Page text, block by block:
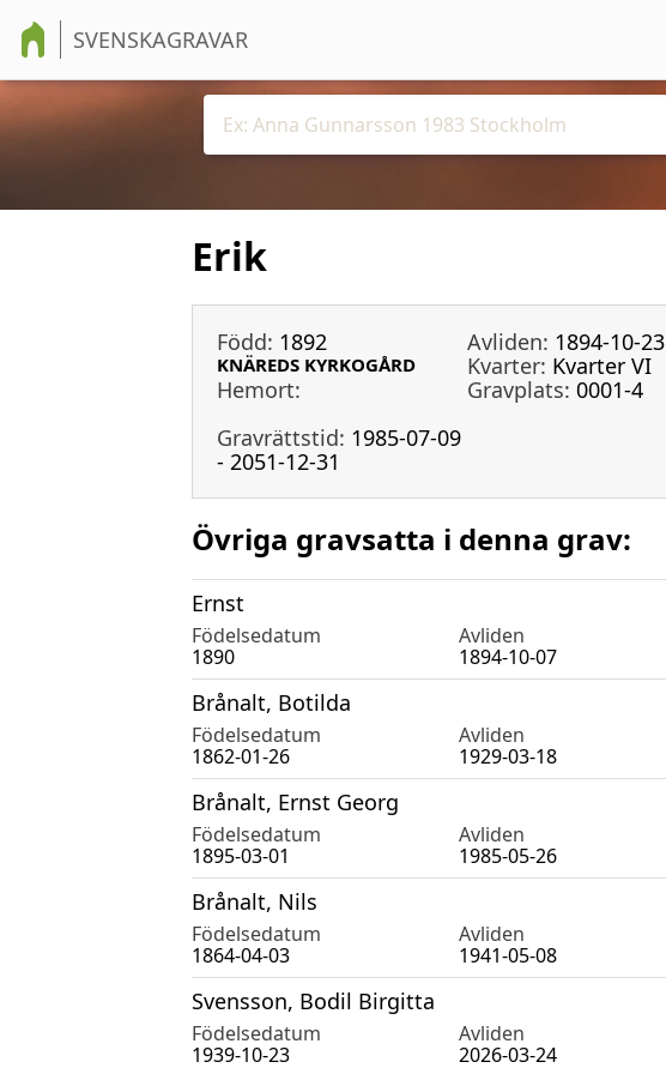
SVENSKAGRAVAR
Erik
Född: 1892 Avliden: 1894-10-23
KNÄREDS KYRKOGÅRD Kvarter: Kvarter VI
Hemort:
Gravplats: 0001-4
Gravrättstid: 1985-07-09
- 2051-12-31
Övriga gravsatta i denna grav:
Ernst
Födelsedatum Avliden
1890
1894-10-07
Brånalt, Botilda
Födelsedatum Avliden
1862-01-26
1929-03-18
Brånalt, Ernst Georg
Födelsedatum Avliden
1895-03-01
1985-05-26
Brånalt, Nils
Födelsedatum Avliden
1864-04-03
1941-05-08
Svensson, Bodil Birgitta
Födelsedatum Avliden
1939-10-23
2026-03-24